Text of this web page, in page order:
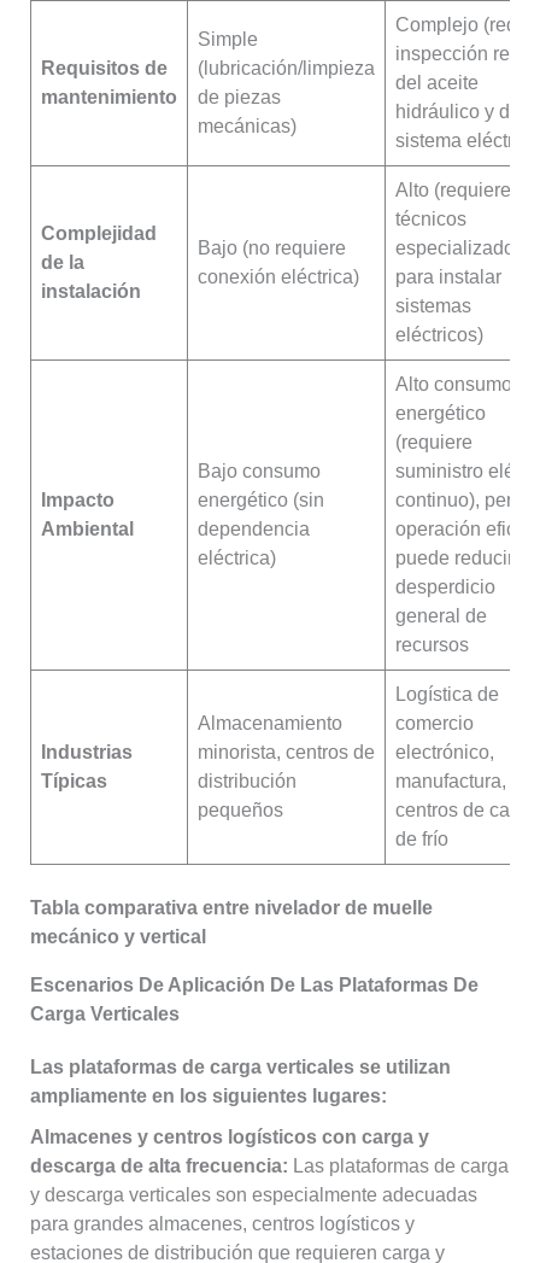
Requisitos de
mantenimiento
Simple
(lubricación/limpieza
de piezas
mecánicas)
Complejo
inspección
del aceite
hidráulico y del
sistema
Complejidad
de la
instalación
Bajo (no requiere
conexión eléctrica)
Alto (requiere
técnicos
especializados
para instalar
sistemas
eléctricos)
Impacto
Ambiental
Bajo consumo
energético (sin
dependencia
eléctrica)
Alto consumo
energético
(requiere
suministro
continuo), pero
operación
puede reducir el
desperdicio
general de
recursos
Industrias
Típicas
Almacenamiento
minorista, centros de
distribución
pequeños
Logística de
comercio
electrónico,
manufactura,
centros de
de frío
Tabla comparativa entre nivelador de muelle
mecánico y vertical
Escenarios De Aplicación De Las Plataformas De
Carga Verticales
Las plataformas de carga verticales se utilizan
ampliamente en los siguientes lugares:
Almacenes y centros logísticos con carga y
descarga de alta frecuencia: Las plataformas de carga
y descarga verticales son especialmente adecuadas
para grandes almacenes, centros logísticos y
estaciones de distribución que requieren carga y